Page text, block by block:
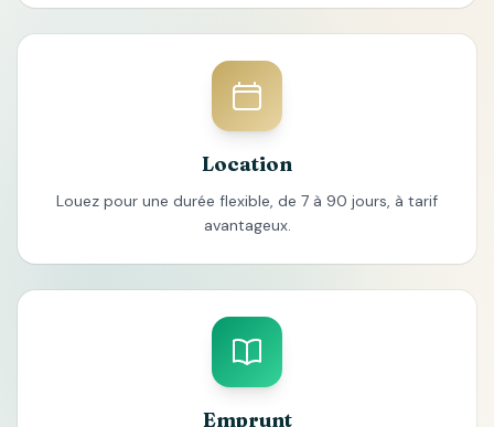
Location
Louez pour une durée flexible, de 7 à 90 jours, à tarif
avantageux.
Emprunt